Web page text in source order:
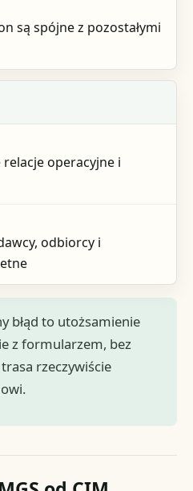
są spójne z pozostałymi
operacyjne i
odbiorcy i
błąd to utożsamienie
z formularzem, bez
rzeczywiście